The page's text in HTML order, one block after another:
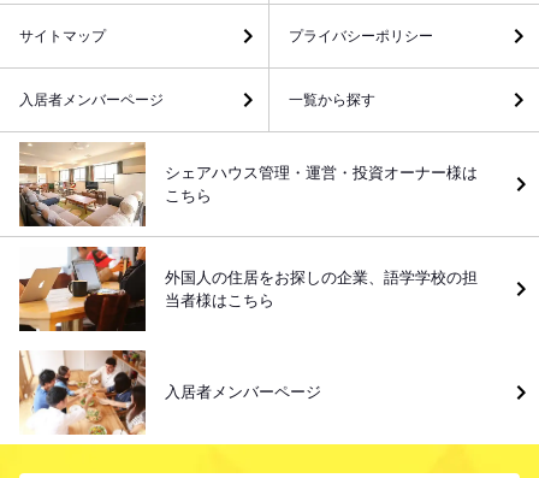
サイトマップ プライバシーポリシー
入居者メンバーページ 一覧から探す
シェアハウス管理・運営・投資オーナー様は
こちら
外国人の住居をお探しの企業、語学学校の担
当者様はこちら
入居者メンバーページ